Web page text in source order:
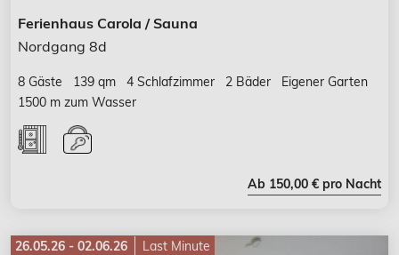
Ferienhaus Carola / Sauna
Nordgang 8d
8 Gäste 139 qm 4 Schlafzimmer 2 Bäder
Eigener Garten
1500 m zum Wasser
Ab 150,00 € pro Nacht
26.05.26 - 02.06.26 Last Minute